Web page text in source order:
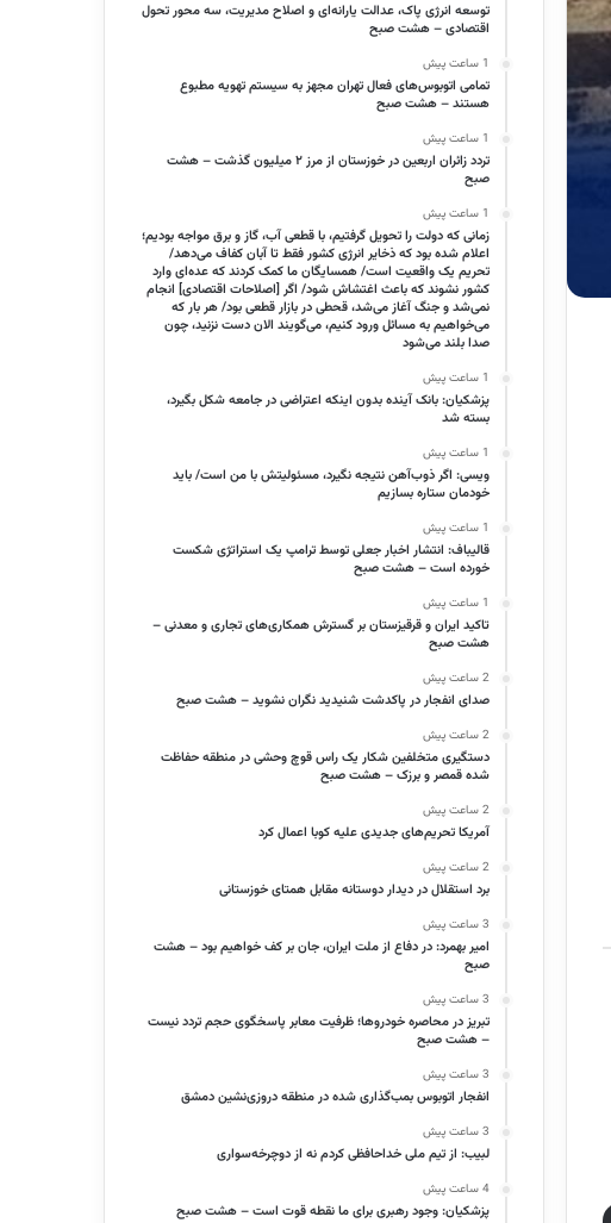
توسعه انرژی پاک، عدالت یارانه‌ای و اصلاح مدیریت، سه محور تحول
اقتصادی – هشت صبح
1 ساعت پیش
تمامی اتوبوس‌های فعال تهران مجهز به سیستم تهویه مطبوع
هستند – هشت صبح
1 ساعت پیش
تردد زائران اربعین در خوزستان از مرز ۲ میلیون گذشت – هشت
صبح
1 ساعت پیش
زمانی که دولت را تحویل گرفتیم، با قطعی آب، گاز و برق مواجه بودیم؛
اعلام شده بود که ذخایر انرژی کشور فقط تا آبان کفاف می‌دهد/
تحریم یک واقعیت است/ همسایگان ما کمک کردند که عده‌ای وارد
کشور نشوند که باعث اغتشاش شود/ اگر [اصلاحات اقتصادی] انجام
نمی‌شد و جنگ آغاز می‌شد، قحطی در بازار قطعی بود/ هر بار که
می‌خواهیم به مسائل ورود کنیم، می‌گویند الان دست نزنید، چون
صدا بلند می‌شود
1 ساعت پیش
پزشکیان: بانک آینده بدون اینکه اعتراضی در جامعه شکل بگیرد،
بسته شد
1 ساعت پیش
ویسی: اگر ذوب‌آهن نتیجه نگیرد، مسئولیتش با من است/ باید
خودمان ستاره بسازیم
1 ساعت پیش
قالیباف: انتشار اخبار جعلی توسط ترامپ یک استراتژی شکست
خورده است – هشت صبح
1 ساعت پیش
تاکید ایران و قرقیزستان بر گسترش همکاری‌های تجاری و معدنی –
هشت صبح
2 ساعت پیش
صدای انفجار در پاکدشت شنیدید نگران نشوید – هشت صبح
2 ساعت پیش
دستگیری متخلفین شکار یک راس قوچ وحشی در منطقه حفاظت
شده قمصر و برزک – هشت صبح
2 ساعت پیش
آمریکا تحریم‌های جدیدی علیه کوبا اعمال کرد
2 ساعت پیش
برد استقلال در دیدار دوستانه مقابل همتای خوزستانی
3 ساعت پیش
امیر بهمرد: در دفاع از ملت ایران، جان بر کف خواهیم بود – هشت
صبح
3 ساعت پیش
تبریز در محاصره خودروها؛ ظرفیت معابر پاسخگوی حجم تردد نیست
– هشت صبح
3 ساعت پیش
انفجار اتوبوس بمب‌گذاری شده در منطقه دروزی‌نشین دمشق
3 ساعت پیش
لبیب: از تیم ملی خداحافظی کردم نه از دوچرخه‌سواری
4 ساعت پیش
پزشکیان: وجود رهبری برای ما نقطه قوت است – هشت صبح